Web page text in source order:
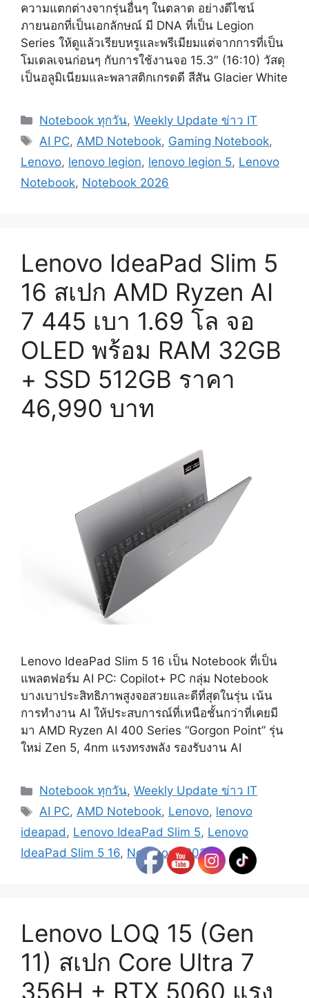
ความแตกต่างจากรุ่นอื่นๆ ในตลาด อย่างดีไซน์
ภายนอกที่เป็นเอกลักษณ์ มี DNA ที่เป็น Legion
Series ให้ดูแล้วเรียบหรูและพรีเมียมแต่จากการที่เป็น
โมเดลเจนก่อนๆ กับการใช้งานจอ 15.3″ (16:10) วัสดุ
เป็นอลูมิเนียมและพลาสติกเกรดดี สีสัน Glacier White
Categories
Notebook ทุกวัน,Weekly Update ข่าว IT
Tags
AI PC, AMD Notebook, Gaming Notebook,
Lenovo, lenovo legion, lenovo legion 5, Lenovo
Notebook, Notebook 2026
Lenovo IdeaPad Slim 5
16 สเปก AMD Ryzen AI
7 445 เบา 1.69 โล จอ
OLED พร้อม RAM 32GB
+ SSD 512GB ราคา
46,990 บาท
Lenovo IdeaPad Slim 5 16 เป็น Notebook ที่เป็น
แพลตฟอร์ม AI PC: Copilot+ PC กลุ่ม Notebook
บางเบาประสิทธิภาพสูงจอสวยและดีที่สุดในรุ่น เน้น
การทำงาน AI ให้ประสบการณ์ที่เหนือชั้นกว่าที่เคยมี
มา AMD Ryzen AI 400 Series “Gorgon Point” รุ่น
ใหม่ Zen 5, 4nm แรงทรงพลัง รองรับงาน AI
Categories
Notebook ทุกวัน,Weekly Update ข่าว IT
Tags
AI PC,AMD Notebook, Lenovo, lenovo
ideapad, Lenovo IdeaPad Slim 5, Lenovo
IdeaPad Slim 5 16, Notebook 2026
Lenovo LOQ 15 (Gen
11) สเปก Core Ultra 7
356H + RTX 5060 แรง